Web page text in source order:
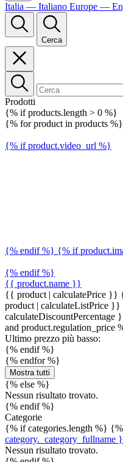
Italia — Italiano Europe —
Cerca
Prodotti
{% if products.length > 0 %}
{% for product in products %}
{% if product.video_url %}
{% endif %} {% if
{% endif %}
{{ product.name }}
{{ product | calculatePrice }}
product | calculateListPrice }}
calculateDiscountPercentage
and product.regulation_price
Ultimo prezzo più basso:
{% endif %}
{% endfor %}
Mostra tutti
{% else %}
Nessun risultato trovato.
{% endif %}
Categorie
{% if categories.length %}
category._category_fullname
Nessun risultato trovato.